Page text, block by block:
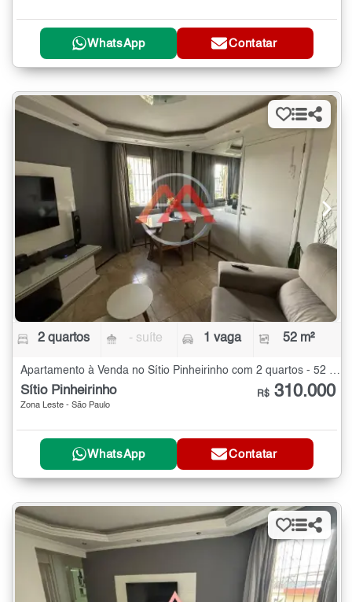
WhatsApp Contatar
2 quartos - suíte 1 vaga 52 m²
Apartamento à Venda no Sítio Pinheirinho com 2 quartos - 52 m²
Sítio Pinheirinho
Zona Leste - São Paulo
R$ 310.000
WhatsApp Contatar